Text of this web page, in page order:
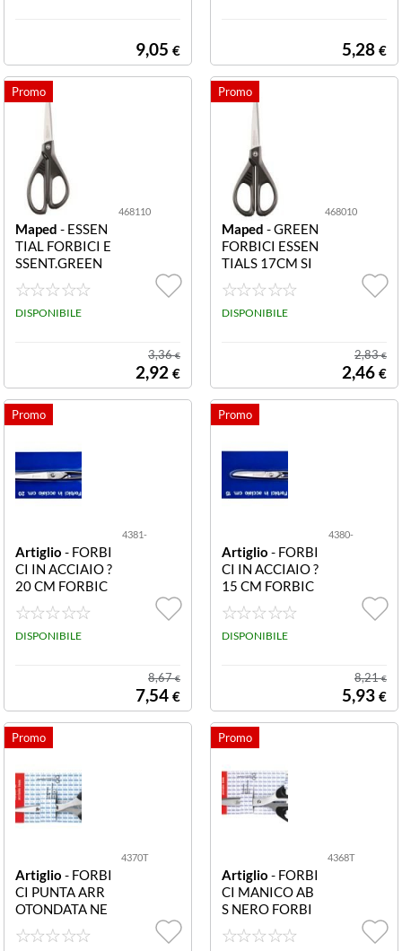
9,05 € 5,28 €
468110
Maped - ESSEN
TIAL FORBICI E
SSENT.GREEN
21 CM ASIM 46
8110 FORBICI
ESSENT.GREEN
DISPONIBILE
3,36€
2,92 €
468010
Maped - GREEN
FORBICI ESSEN
TIALS 17CM SI
MM 468010 FO
RBICI ESSENTI
ALS GREEN 17
DISPONIBILE
2,83€
2,46 €
4381-
Artiglio - FORBI
CI IN ACCIAIO ?
20 CM FORBIC
E 4381 FORBIC
E ACCIAIO cm.
20
DISPONIBILE
8,67€
7,54 €
4380-
Artiglio - FORBI
CI IN ACCIAIO ?
15 CM FORBIC
E 4380 FORBIC
E ACCIAIO cm.
15
DISPONIBILE
8,21€
5,93 €
4370T
Artiglio - FORBI
CI PUNTA ARR
OTONDATA NE
RO FORBICE M
ANICO ABS CM
4368T
Artiglio - FORBI
CI MANICO AB
S NERO FORBI
CE CM21 TRY
ME 4368T FOR